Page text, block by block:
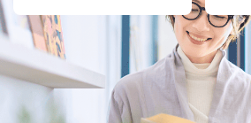
ため
※上記の利用目的のうちNo.1～5につ
ータ（開示対象個人情報）の利用目的
開示等のご請求に対応させていただき
なお、6、7については、パートナー
各SNS運営会社様にご請求いただき
ます。